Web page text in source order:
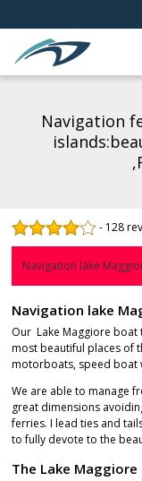
Navigation
- 128
Navigation lake
Navigation lake
Our Lake Maggiore
most beautiful places of
motorboats, speed boat
We are able to manage
great dimensions
ferries. I lead ties and
to fully devote to the
The Lake